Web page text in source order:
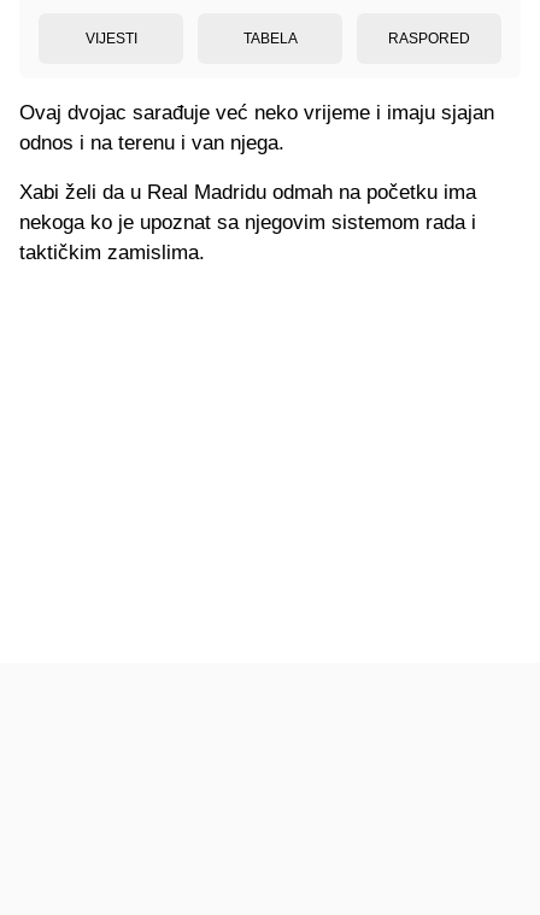
VIJESTI TABELA RASPORED
Ovaj dvojac sarađuje već neko vrijeme i imaju sjajan
odnos i na terenu i van njega.
Xabi želi da u Real Madridu odmah na početku ima
nekoga ko je upoznat sa njegovim sistemom rada i
taktičkim zamislima.